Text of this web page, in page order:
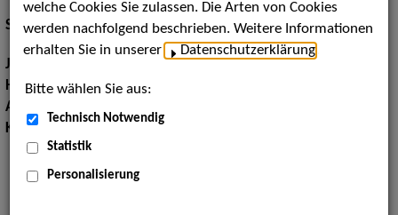
Schauspiel:Bühne
Jahrgang:
Haarfarbe:schwarz
Augenfarbe:
Körpergröße:
welche Cookies Sie zulassen. Die Arten von Cookies
werden nachfolgend beschrieben. Weitere Informationen
erhalten Sie in unserer
Datenschutzerklärung
Bitte wählen Sie aus:
Technisch Notwendig
Statistik
Personalisierung